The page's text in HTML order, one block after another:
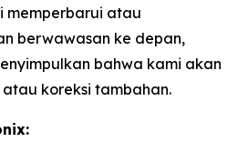
memperbarui atau
berwawasan ke depan,
bahwa kami akan
koreksi tambahan.